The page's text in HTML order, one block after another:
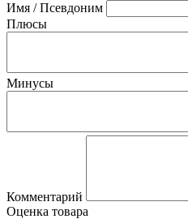
Имя / Псевдоним
Плюсы
Минусы
Комментарий
Оценка товара